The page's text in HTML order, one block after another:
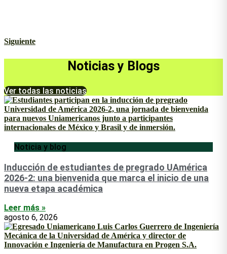
Siguiente
Noticias y Blogs
Ver todas las noticias
Noticia y blog
Inducción de estudiantes de pregrado UAmérica
2026-2: una bienvenida que marca el inicio de una
nueva etapa académica
Leer más »
agosto 6, 2026